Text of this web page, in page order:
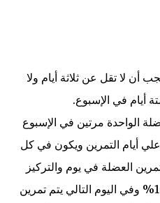
أن لا تقل عن ثلاثة أيام ولا
أيام في الإسبوع.
الواحدة مرتين في الإسبوع
أيام التمرين ويكون في كل
العضلة في يوم والتركيز
عليها بطريقة سليمة 100% وفي اليوم التالي يتم تمرين